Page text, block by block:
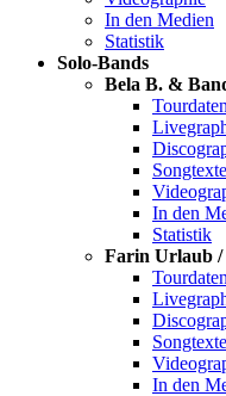
In den Medien
Statistik
Solo-Bands
Bela B. &
Tourdaten
Songtexte
In den
Statistik
Farin Urlaub
Tourdaten
Songtexte
In den